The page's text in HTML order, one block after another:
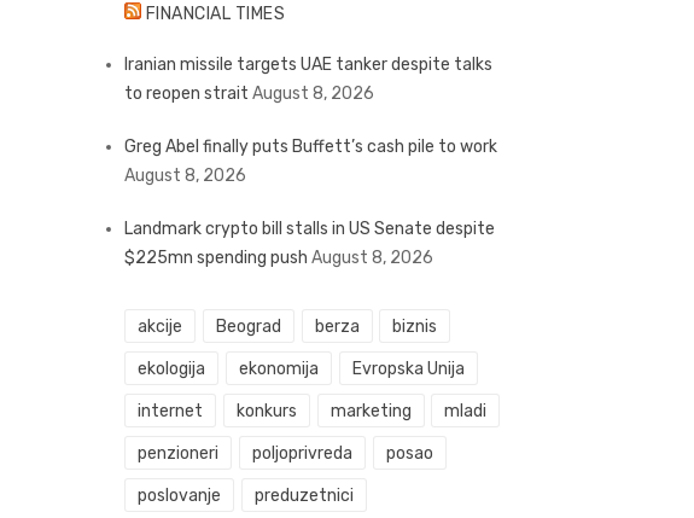
FINANCIAL TIMES
Iranian missile targets UAE tanker despite talks
to reopen strait August 8, 2026
Greg Abel finally puts Buffett’s cash pile to work
August 8, 2026
Landmark crypto bill stalls in US Senate despite
$225mn spending push August 8, 2026
akcije Beograd berza biznis
ekologija ekonomija Evropska Unija
internet konkurs marketing mladi
penzioneri poljoprivreda posao
poslovanje preduzetnici